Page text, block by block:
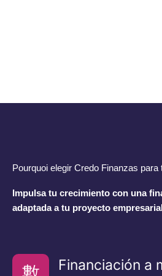
Pourquoi elegir Credo Finanzas
Impulsa tu crecimiento con una
adaptada a tu proyecto
Financiación a